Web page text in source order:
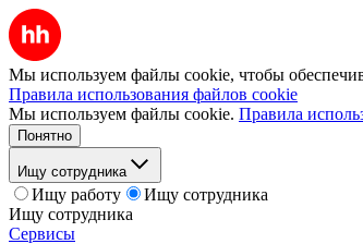
Мы используем файлы cookie, чтобы
Правила использования файлов cookie
Мы используем файлы cookie. Правила
Понятно
Ищу сотрудника
Ищу работу
Ищу сотрудника
Ищу сотрудника
Сервисы